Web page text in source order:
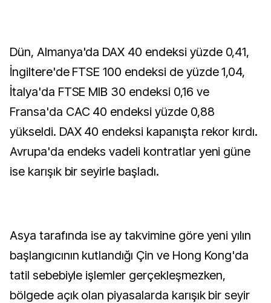
Dün, Almanya'da DAX 40 endeksi yüzde 0,41,
İngiltere'de FTSE 100 endeksi de yüzde 1,04,
İtalya'da FTSE MIB 30 endeksi 0,16 ve
Fransa'da CAC 40 endeksi yüzde 0,88
yükseldi. DAX 40 endeksi kapanışta rekor kırdı.
Avrupa'da endeks vadeli kontratlar yeni güne
ise karışık bir seyirle başladı.
Asya tarafında ise ay takvimine göre yeni yılın
başlangıcının kutlandığı Çin ve Hong Kong'da
tatil sebebiyle işlemler gerçekleşmezken,
bölgede açık olan piyasalarda karışık bir seyir